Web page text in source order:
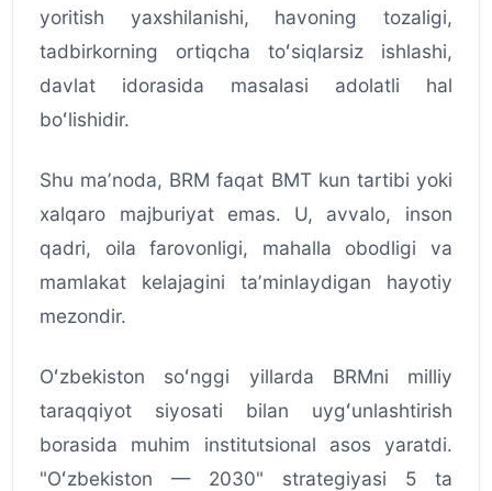
yoritish yaxshilanishi, havoning tozaligi,
tadbirkorning ortiqcha toʻsiqlarsiz ishlashi,
davlat idorasida masalasi adolatli hal
boʻlishidir.
Shu maʼnoda, BRM faqat BMT kun tartibi yoki
xalqaro majburiyat emas. U, avvalo, inson
qadri, oila farovonligi, mahalla obodligi va
mamlakat kelajagini taʼminlaydigan hayotiy
mezondir.
Oʻzbekiston soʻnggi yillarda BRMni milliy
taraqqiyot siyosati bilan uygʻunlashtirish
borasida muhim institutsional asos yaratdi.
"Oʻzbekiston — 2030" strategiyasi 5 ta